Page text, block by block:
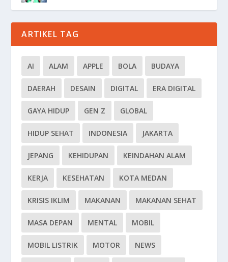
ARTIKEL TAG
AI ALAM APPLE BOLA BUDAYA
DAERAH DESAIN DIGITAL ERA DIGITAL
GAYA HIDUP GEN Z GLOBAL
HIDUP SEHAT INDONESIA JAKARTA
JEPANG KEHIDUPAN KEINDAHAN ALAM
KERJA KESEHATAN KOTA MEDAN
KRISIS IKLIM MAKANAN MAKANAN SEHAT
MASA DEPAN MENTAL MOBIL
MOBIL LISTRIK MOTOR NEWS